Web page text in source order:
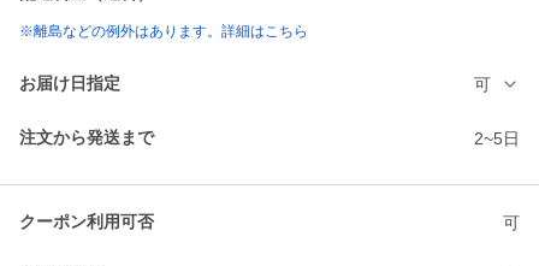
※離島などの例外はあります。詳細はこちら
お届け日指定 可
注文から発送まで 2~5日
クーポン利用可否 可